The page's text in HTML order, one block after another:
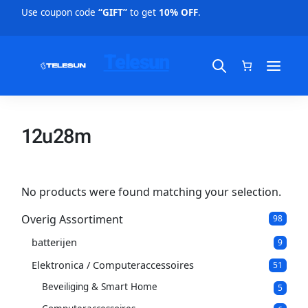
Use coupon code “GIFT”to get 10% OFF.
12u28m
No products were found matching your selection.
Overig Assortiment
989
p
o
d
u
c
batterijen 99
o
d
u
Elektronica / Computeraccessoires 51 5
p
r
Beveiliging & Smart Home 55